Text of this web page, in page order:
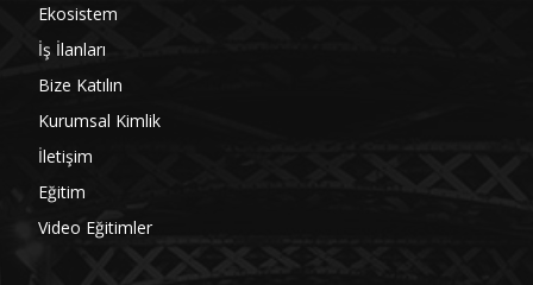
Ekosistem
İş İlanları
Bize Katılın
Kurumsal Kimlik
İletişim
Eğitim
Video Eğitimler